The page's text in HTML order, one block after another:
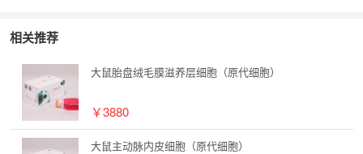
相关推荐
大鼠胎盘绒毛膜滋养层细胞（原代细胞）
￥3880
大鼠主动脉内皮细胞（原代细胞）